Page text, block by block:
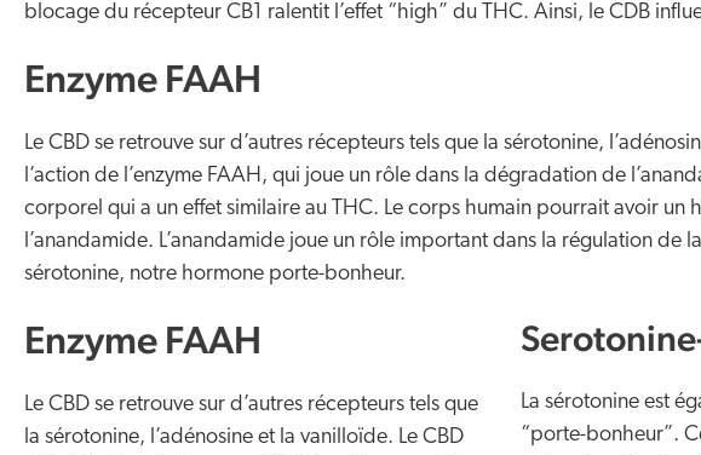
blocage du récepteur CB1 ralentit l’effet “high” du THC. Ainsi, le CDB
Enzyme FAAH
Le CBD se retrouve sur d’autres récepteurs tels que la sérotonine,
l’action de l’enzyme FAAH, qui joue un rôle dans la dégradation de
corporel qui a un effet similaire au THC. Le corps humain pourrait avoir un
l’anandamide. L’anandamide joue un rôle important dans la régulation de
sérotonine, notre hormone porte-bonheur.
Enzyme FAAH
Le CBD se retrouve sur d’autres récepteurs tels que
la sérotonine, l’adénosine et la vanilloïde. Le CBD
La sérotonine est
“porte-bonheur”.